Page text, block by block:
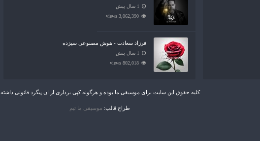
1 سال پیش
3,062,390 views
فرزاد سعادت - هوش مصنوعی سیزده
1 سال پیش
802,018 views
کلیه حقوق این سایت برای موسیقی ما بوده و هرگونه کپی برداری از ان پیگرد قانونی داشته.
طراح قالب: موسیقی ما تیم